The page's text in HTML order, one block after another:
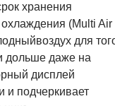
хранения
(Multi Air
для
дольше даже на
дисплей
и подчеркивает